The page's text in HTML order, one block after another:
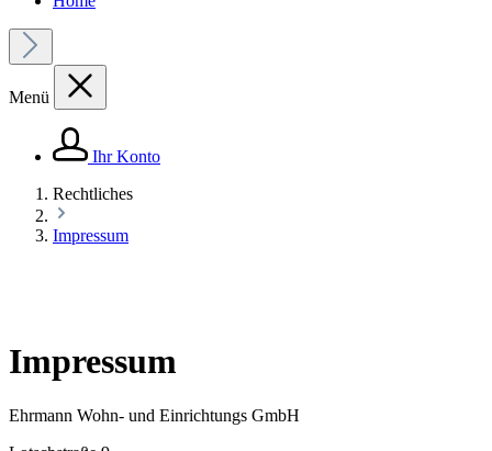
Menü
Ihr Konto
Rechtliches
Impressum
Impressum
Ehrmann Wohn- und Einrichtungs GmbH